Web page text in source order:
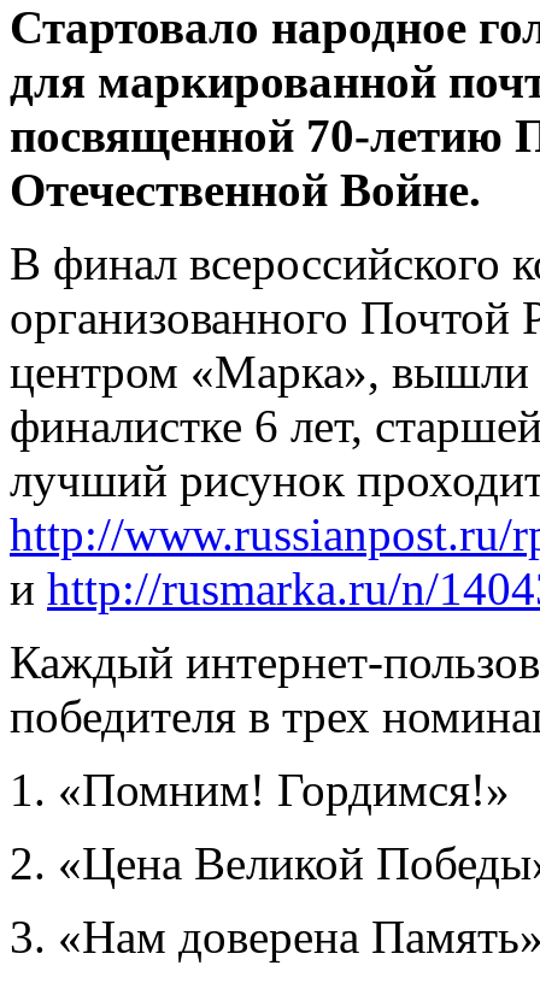
Стартовало народное
для маркированной
посвященной 70-летию
Отечественной Войне.
В финал всероссийского
организованного Почтой
центром «Марка»,
финалистке 6 лет,
лучший рисунок
http://www.russianpost.ru/
и http://rusmarka.ru/n/
Каждый интернет-
победителя в трех
1. «Помним! Гордимся!»
2. «Цена Великой
3. «Нам доверена